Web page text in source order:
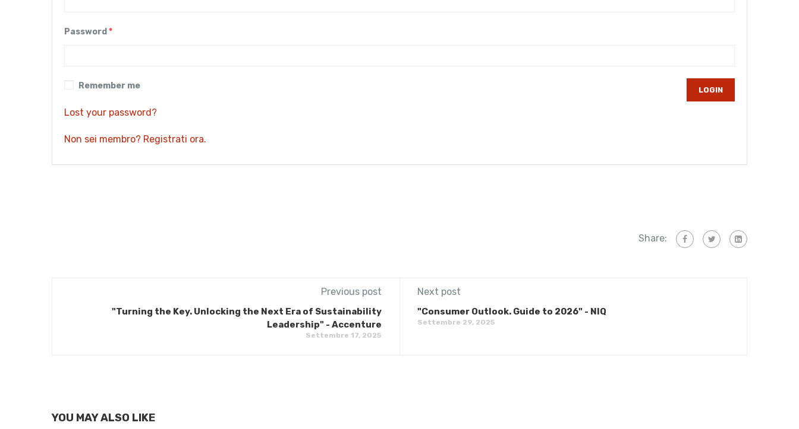
Password *
Remember me
Lost your password?
Non sei membro? Registrati ora.
Share:
Previous post
"Turning the Key. Unlocking the Next Era of Sustainability
Leadership" - Accenture
Settembre 17, 2025
Next post
"Consumer Outlook. Guide to 2026" - NIQ
Settembre 29, 2025
YOU MAY ALSO LIKE